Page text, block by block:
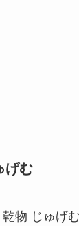
げむ
物 じゅげ